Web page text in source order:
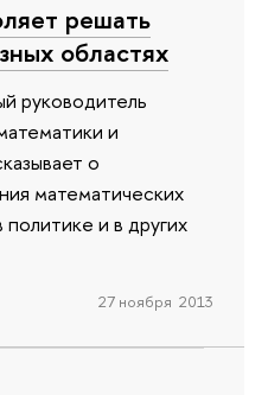
решать
областях
руководитель
и
о
математических
и в других
27 ноября 2013